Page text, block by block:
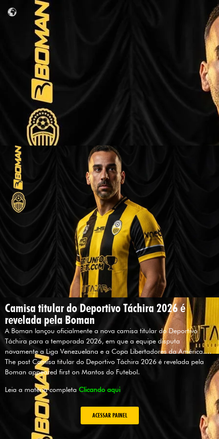
Camisa titular do Deportivo Táchira 2026 é
revelada pela Boman
A Boman lançou oficialmente a nova camisa titular do Deportivo
Táchira para a temporada 2026, em que a equipe disputa
novamente a Liga Venezuelana e a Copa Libertadores da América.…
The post Camisa titular do Deportivo Táchira 2026 é revelada pela
Boman appeared first on Mantos do Futebol.
Leia a matéria completa Clicando aqui
ACESSAR PAINEL